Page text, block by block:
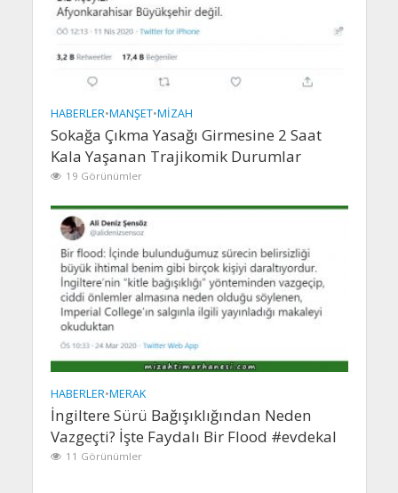
HABERLER•MANŞET•MIZAH
Sokağa Çıkma Yasağı Girmesine 2 Saat
Kala Yaşanan Trajikomik Durumlar
19 Görünümler
HABERLER•MERAK
İngiltere Sürü Bağışıklığından Neden
Vazgeçti? İşte Faydalı Bir Flood #evdekal
11 Görünümler